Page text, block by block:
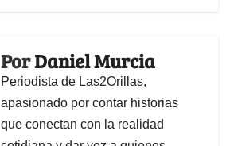
PorDaniel Murcia
Periodista de Las2Orillas,
apasionado por contar historias
que conectan con la realidad